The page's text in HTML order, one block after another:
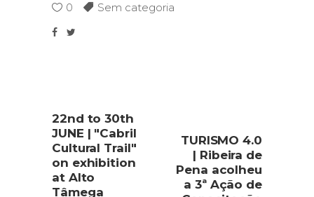
0 Sem categoria
22nd to 30th
JUNE | "Cabril
Cultural Trail"
on exhibition
at Alto
Tâmega
TURISMO 4.0
| Ribeira de
Pena acolheu
a 3ª Ação de